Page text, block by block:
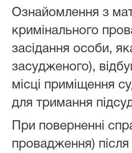
Ознайомлення з
кримінального
засідання особи,
засудженого),
місці приміщення
для тримання
При поверненні
провадження)